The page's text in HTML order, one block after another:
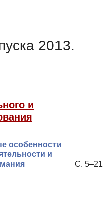
2013.
и
особенности
и
С. 5–21